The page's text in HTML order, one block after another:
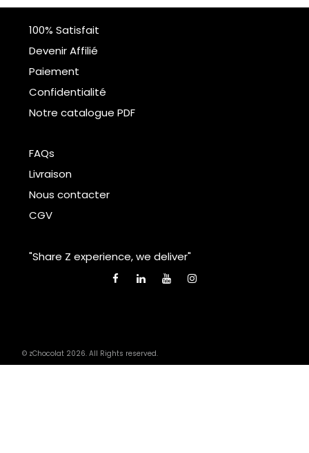
100% Satisfait
Devenir Affilié
Paiement
Confidentialité
Notre catalogue PDF
FAQs
Livraison
Nous contacter
CGV
"Share Z experience, we deliver"
© zChocolat 2026. All Rights reserved.